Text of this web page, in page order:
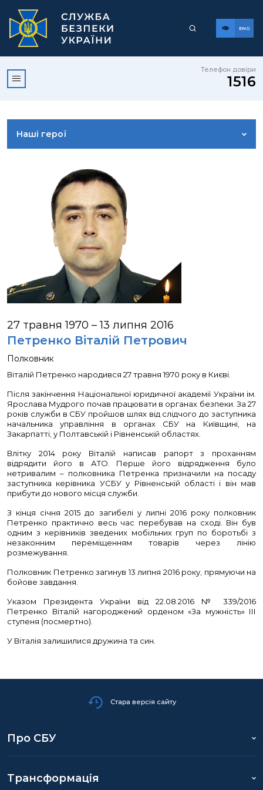
ENG
Телефон довіри
1516
Наші герої
ВІЗІЯ, МІСІЯ, ЦІННОСТІ ТА ПРИНЦИПИ
СТРУКТУРА
ІСТОРІЯ СБУ
КАР’ЄРА
27 травня 1970 – 13 липня 2016
Петренко Віталій Петрович
Полковник
Віталій Петренко народився 27 травня 1970 року в Києві.
Після закінчення Національної юридичної академії України ім.
Ярослава Мудрого почав працювати в органах безпеки. За 27
років служби в СБУ пройшов шлях від слідчого до заступника
начальника управління в органах СБУ на Київщині, на
Закарпатті, у Полтавській і Рівненській областях.
Влітку 2014 року Віталій написав рапорт з проханням
відрядити його в АТО. Перше його відрядження було
нетривалим – полковника Петренка призначили на посаду
заступника керівника УСБУ у Рівненській області і він мав
прибути до нового місця служби.
З кінця січня 2015 до загибелі у липні 2016 року полковник
Петренко практично весь час перебував на сході. Він був
одним з керівників зведених мобільних груп по боротьбі з
незаконним переміщенням товарів через лінію
розмежування.
Полковник Петренко загинув 13 липня 2016 року, прямуючи на
бойове завдання.
Указом Президента України від 22.08.2016 № 339/2016
Петренко Віталій нагороджений орденом «За мужність» ІІІ
ступеня (посмертно).
У Віталія залишилися дружина та син.
Стара версія сайту
Про СБУ
Трансформація